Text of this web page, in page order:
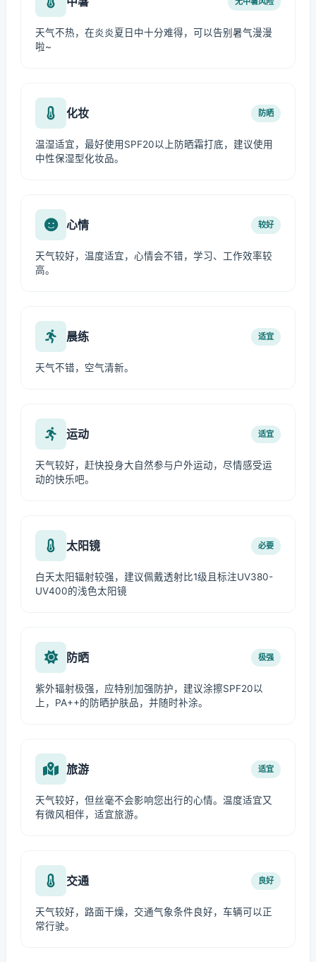
天气不热，在炎炎夏日中十分难得，可以告别暑气漫漫
啦~
化妆 防晒
温湿适宜，最好使用SPF20以上防晒霜打底，建议使用
中性保湿型化妆品。
心情 较好
天气较好，温度适宜，心情会不错，学习、工作效率较
高。
晨练 适宜
天气不错，空气清新。
运动 适宜
天气较好，赶快投身大自然参与户外运动，尽情感受运
动的快乐吧。
太阳镜 必要
白天太阳辐射较强，建议佩戴透射比1级且标注UV380-
UV400的浅色太阳镜
防晒 极强
紫外辐射极强，应特别加强防护，建议涂擦SPF20以
上，PA++的防晒护肤品，并随时补涂。
旅游 适宜
天气较好，但丝毫不会影响您出行的心情。温度适宜又
有微风相伴，适宜旅游。
交通 良好
天气较好，路面干燥，交通气象条件良好，车辆可以正
常行驶。